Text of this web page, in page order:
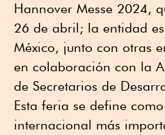
Hannover Messe 2024,
26 de abril; la entidad
México, junto con otras
en colaboración con la
de Secretarios de
Esta feria se define
internacional más